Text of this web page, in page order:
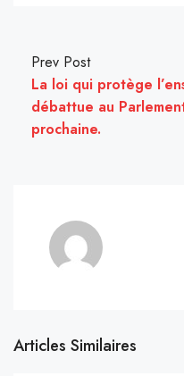
Prev Post
La loi qui protège
débattue au
prochaine.
Articles Similaires